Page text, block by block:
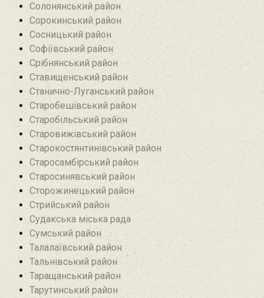
Солонянський район
Сорокинський район
Сосницький район
Софіївський район
Срібнянський район‎
Ставищенський район
Станично-Луганський район‎
Старобешівський район‎
Старобільський район
Старовижівський район
Старокостянтинівський район
Старосамбірський район
Старосинявський район
Сторожинецький район
Стрийський район
Судакська міська рада
Сумський район
Талалаївський район
Тальнівський район
Таращанський район
Тарутинський район